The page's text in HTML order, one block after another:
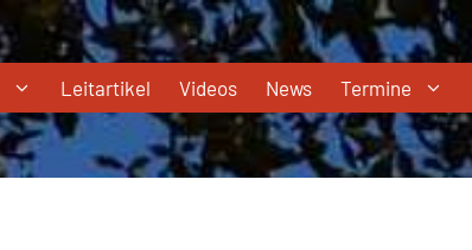
Leitartikel Videos News Termine